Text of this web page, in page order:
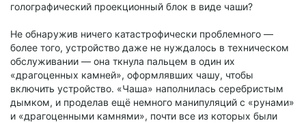
голографический проекционный блок в виде чаши?
Не обнаружив ничего катастрофически проблемного —
более того, устройство даже не нуждалось в техническом
обслуживании — она ткнула пальцем в один их
«драгоценных камней», оформлявших чашу, чтобы
включить устройство. «Чаша» наполнилась серебристым
дымком, и проделав ещё немного манипуляций с «рунами»
и «драгоценными камнями», почти все из которых были